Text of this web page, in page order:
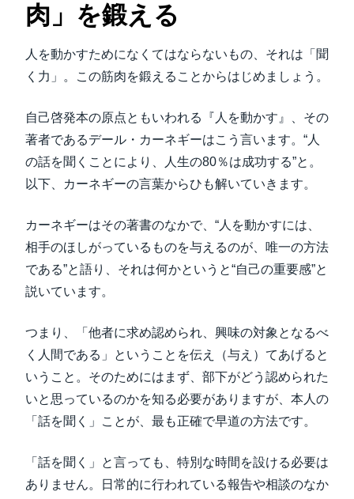
肉」を鍛える
人を動かすためになくてはならないもの、それは「聞
く力」。この筋肉を鍛えることからはじめましょう。
自己啓発本の原点ともいわれる『人を動かす』、その
著者であるデール・カーネギーはこう言います。“人
の話を聞くことにより、人生の80％は成功する”と。
以下、カーネギーの言葉からひも解いていきます。
カーネギーはその著書のなかで、“人を動かすには、
相手のほしがっているものを与えるのが、唯一の方法
である”と語り、それは何かというと“自己の重要感”と
説いています。
つまり、「他者に求め認められ、興味の対象となるべ
く人間である」ということを伝え（与え）てあげると
いうこと。そのためにはまず、部下がどう認められた
いと思っているのかを知る必要がありますが、本人の
「話を聞く」ことが、最も正確で早道の方法です。
「話を聞く」と言っても、特別な時間を設ける必要は
ありません。日常的に行われている報告や相談のなか